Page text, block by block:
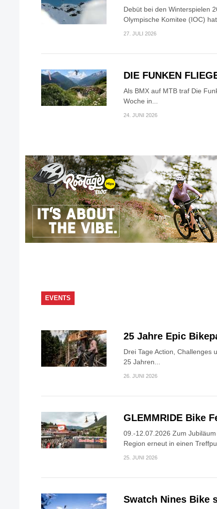
Debüt bei den Winterspielen
Olympische Komitee (IOC)
27. JULI 2026
DIE FUNKEN
Als BMX auf MTB traf Die
Woche in...
24. JUNI 2026
EVENTS
25 Jahre Epic
Drei Tage Action, Challenges
25 Jahren...
26. JUNI 2026
GLEMMRIDE Bike
09.-12.07.2026 Zum
Region erneut in einen
25. JUNI 2026
Swatch Nines Bike